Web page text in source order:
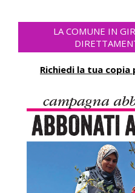
LA COMUNE IN
Richiedi la tua